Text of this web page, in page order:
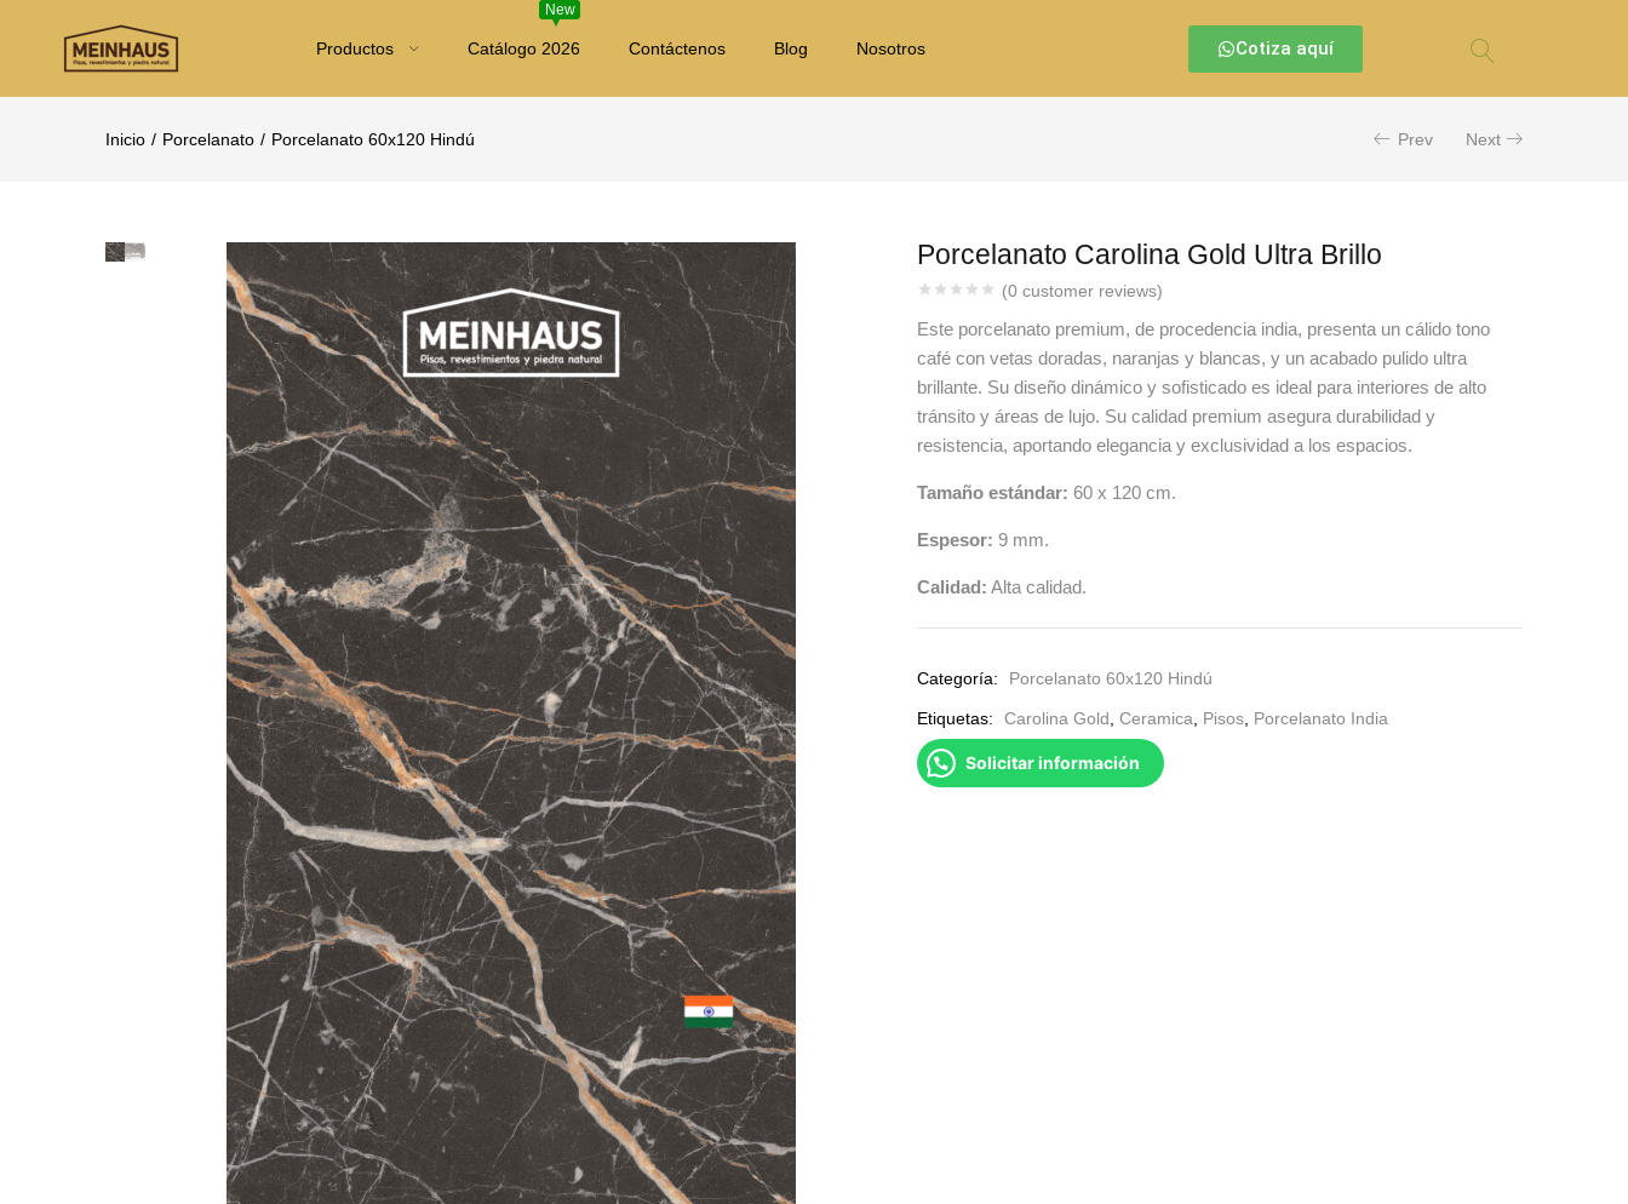
Productos
New
Catálogo 2026 Contáctenos Blog Nosotros Cotiza aquí
Inicio Porcelanato Porcelanato 60x120 Hindú Prev Next
Porcelanato Carolina Gold Ultra Brillo
(0 customer reviews)
Este porcelanato premium, de procedencia india, presenta un cálido tono
café con vetas doradas, naranjas y blancas, y un acabado pulido ultra
brillante. Su diseño dinámico y sofisticado es ideal para interiores de alto
tránsito y áreas de lujo. Su calidad premium asegura durabilidad y
resistencia, aportando elegancia y exclusividad a los espacios.
Tamaño estándar: 60 x 120 cm.
Espesor: 9 mm.
Calidad: Alta calidad.
Categoría: Porcelanato 60x120 Hindú
Etiquetas: Carolina Gold Ceramica Pisos Porcelanato India
Solicitar información